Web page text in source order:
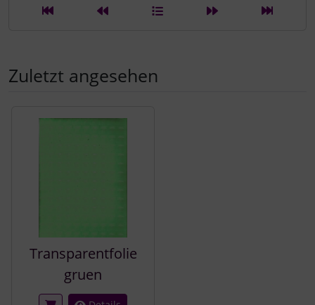
Zuletzt angesehen
Transparentfolie
gruen